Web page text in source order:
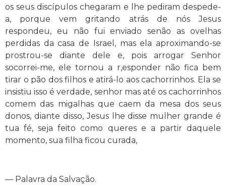
os seus discípulos chegaram e lhe pediram despede-
a, porque vem gritando atrás de nós Jesus
respondeu, eu não fui enviado senão as ovelhas
perdidas da casa de Israel, mas ela aproximando-se
prostrou-se diante dele e, pois arrogar Senhor
socorrei-me, ele tornou a r,esponder não fica bem
tirar o pão dos filhos e atirá-lo aos cachorrinhos. Ela se
insistiu isso é verdade, senhor mas até os cachorrinhos
comem das migalhas que caem da mesa dos seus
donos, diante disso, Jesus lhe disse mulher grande é
tua fé, seja feito como queres e a partir daquele
momento, sua filha ficou curada,
— Palavra da Salvação.